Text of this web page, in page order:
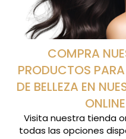
COMPRA
PRODUCTOS
DE BELLEZA EN
ONLINE
Visita nuestra tienda
todas las opciones